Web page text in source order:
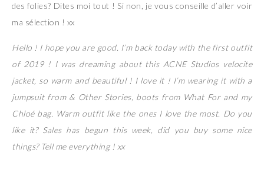
des folies? Dites moi tout ! Si non, je vous conseille d’aller voir
ma sélection ! xx
Hello ! I hope you are good. I’m back today with the first outfit
of 2019 ! I was dreaming about this ACNE Studios velocite
jacket, so warm and beautiful ! I love it ! I’m wearing it with a
jumpsuit from & Other Stories, boots from What For and my
Chloé bag. Warm outfit like the ones I love the most. Do you
like it? Sales has begun this week, did you buy some nice
things? Tell me everything ! xx